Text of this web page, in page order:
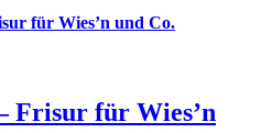
für Wies’n und Co.
Frisur für Wies’n